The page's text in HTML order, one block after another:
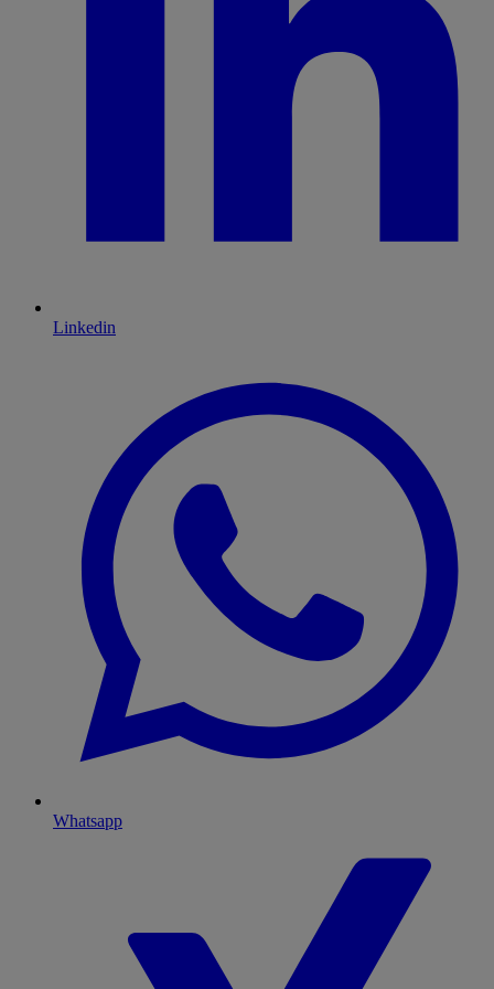
Linkedin
Whatsapp